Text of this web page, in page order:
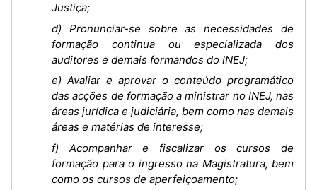
Justiça;
d) Pronunciar-se sobre as necessidades de
formação continua ou especializada dos
auditores e demais formandos do INEJ;
e) Avaliar e aprovar o conteúdo programático
das acções de formação a ministrar no INEJ, nas
áreas jurídica e judiciária, bem como nas demais
áreas e matérias de interesse;
f) Acompanhar e fiscalizar os cursos de
formação para o ingresso na Magistratura, bem
como os cursos de aperfeiçoamento;